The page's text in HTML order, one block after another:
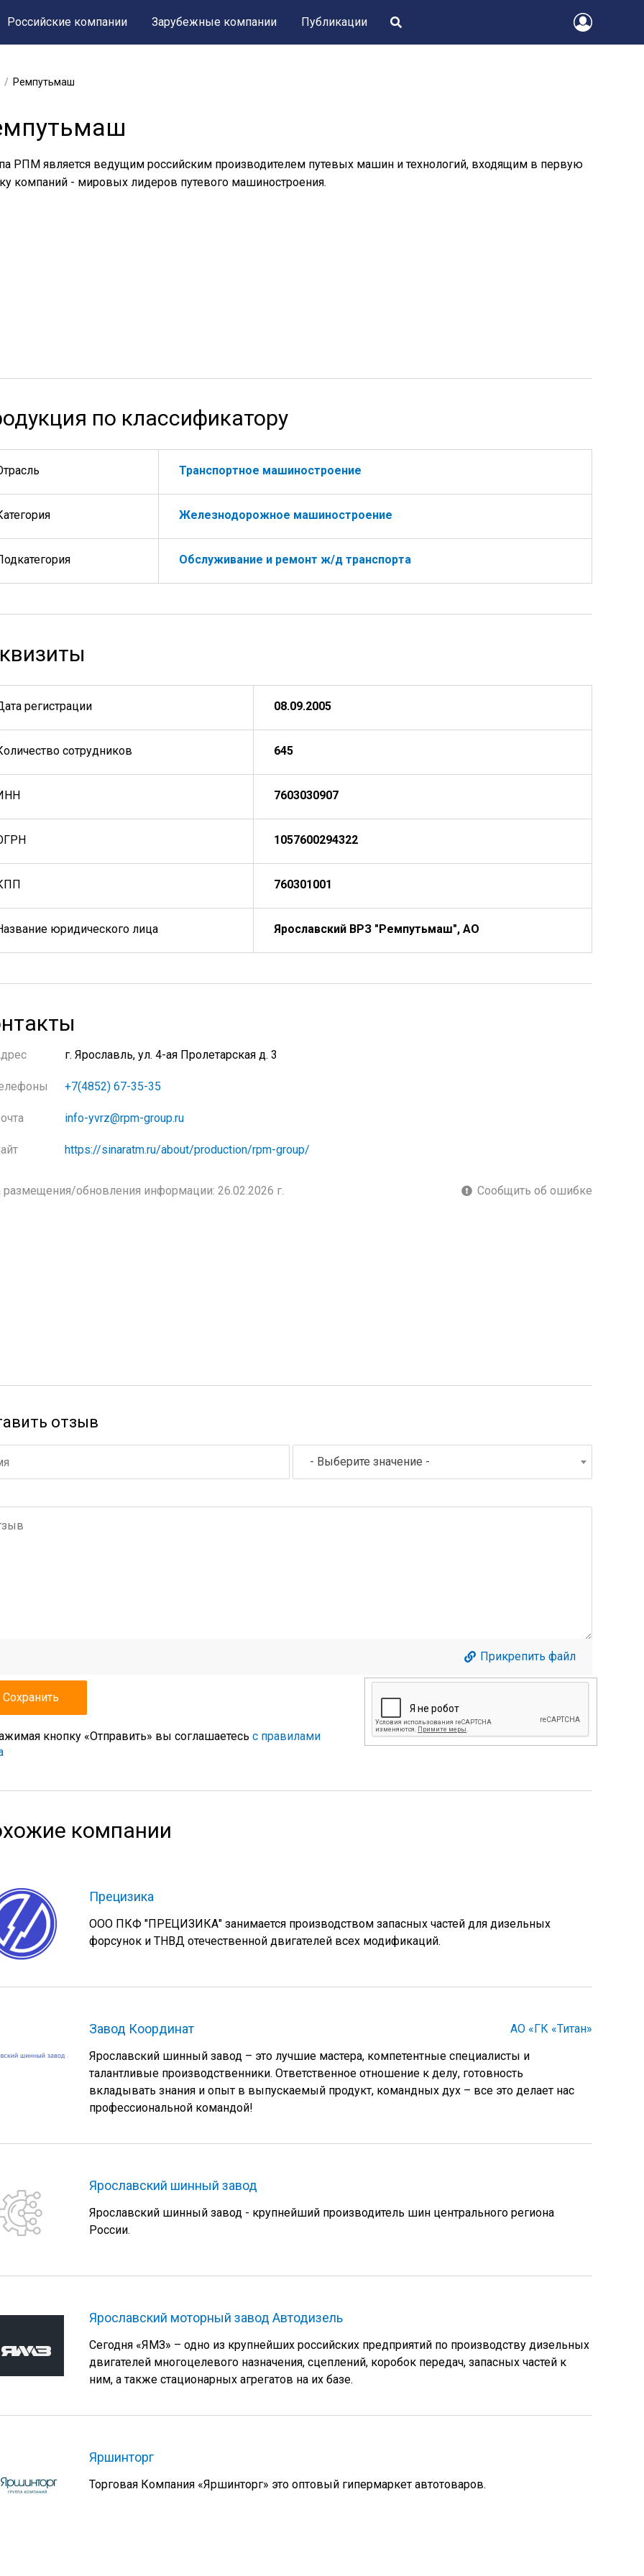
Российские компании Зарубежные компании Публикации
Ремпутьмаш
РПМ является ведущим российским производителем путевых машин и технологий, входящим в первую
компаний - мировых лидеров путевого машиностроения.
по классификатору
Транспортное машиностроение
Железнодорожное машиностроение
Обслуживание и ремонт ж/д транспорта
регистрации 08.09.2005
сотрудников 645
7603030907
1057600294322
760301001
юридического лица Ярославский ВРЗ "Ремпутьмаш", АО
г. Ярославль, ул. 4-ая Пролетарская д. 3
+7(4852) 67-35-35
info-yvrz@rpm-group.ru
https://sinaratm.ru/about/production/rpm-group/
размещения/обновления информации: 26.02.2026 г. Сообщить об ошибке
отзыв
- Выберите значение -
Прикрепить файл
кнопку «Отправить» вы соглашаетесь с правилами
компании
Прецизика
ООО ПКФ "ПРЕЦИЗИКА" занимается производством запасных частей для дизельных
форсунок и ТНВД отечественной двигателей всех модификаций.
Завод Координат АО «ГК «Титан»
Ярославский шинный завод – это лучшие мастера, компетентные специалисты и
талантливые производственники. Ответственное отношение к делу, готовность
вкладывать знания и опыт в выпускаемый продукт, командных дух – все это делает нас
профессиональной командой!
Ярославский шинный завод
Ярославский шинный завод - крупнейший производитель шин центрального региона
России.
Ярославский моторный завод Автодизель
Сегодня «ЯМЗ» – одно из крупнейших российских предприятий по производству дизельных
двигателей многоцелевого назначения, сцеплений, коробок передач, запасных частей к
ним, а также стационарных агрегатов на их базе.
Яршинторг
Торговая Компания «Яршинторг» это оптовый гипермаркет автотоваров.